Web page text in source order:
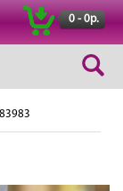
0 - 0р.